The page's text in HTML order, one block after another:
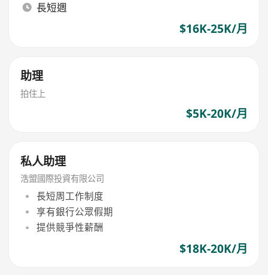
長短週
$16K-25K/月
助理
拍住上
$5K-20K/月
私人助理
浩盟國際投資有限公司
長短周工作制度
享有銀行公眾假期
提供競爭性薪酬
$18K-20K/月